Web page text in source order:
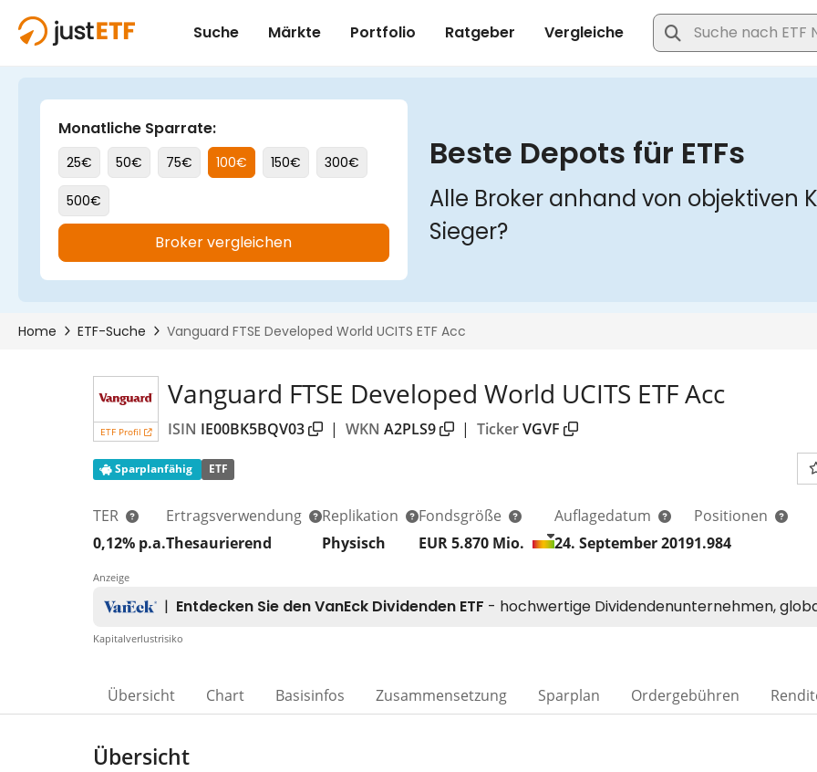
ETF Profil
Vanguard FTSE Developed World UCITS ETF Acc
ISIN IE00BK5BQV03 | WKN A2PLS9 | TickerVGVF
Sparplanfähig ETF
TER
0,12% p.a.
Ertragsverwendung
Thesaurierend
Replikation
Physisch
Fondsgröße
EUR 5.870 Mio.
Auflagedatum
24. September 2019
Positionen
1.984
Anzeige
Kapitalverlustrisiko
Übersicht Chart Basisinfos Zusammensetzung Sparplan Ordergebühren
Übersicht